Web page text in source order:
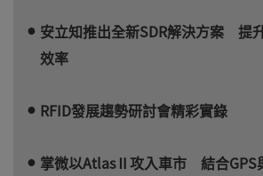
安立知推出全新SDR解決方案 提
效率
RFID發展趨勢研討會精彩實錄
掌微以AtlasⅡ攻入車市 結合GPS